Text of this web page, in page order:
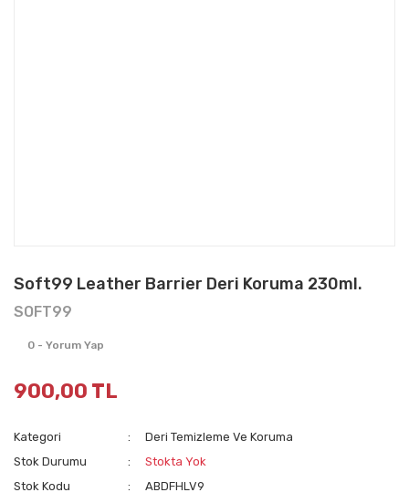
Soft99 Leather Barrier Deri Koruma 230ml.
SOFT99
0 - Yorum Yap
900,00 TL
Kategori
Deri Temizleme Ve Koruma
Stok Durumu
Stokta Yok
Stok Kodu
ABDFHLV9